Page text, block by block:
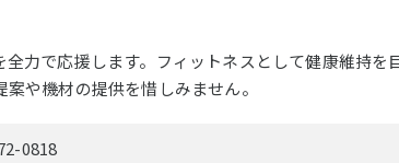
力で応援します。フィットネスとして健康維持を
や機材の提供を惜しみません。
0818